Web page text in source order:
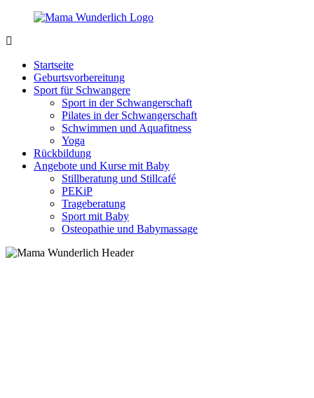
Zurück
Inhalt
sein
wunderbar!
Startseite
Geburtsvorbereitung
Sport für Schwangere
Sport in der Schwangerschaft
Pilates in der Schwangerschaft
Schwimmen und Aquafitness
Yoga
Rückbildung
Angebote und Kurse mit Baby
Stillberatung und Stillcafé
PEKiP
Trageberatung
Sport mit Baby
Osteopathie und Babymassage